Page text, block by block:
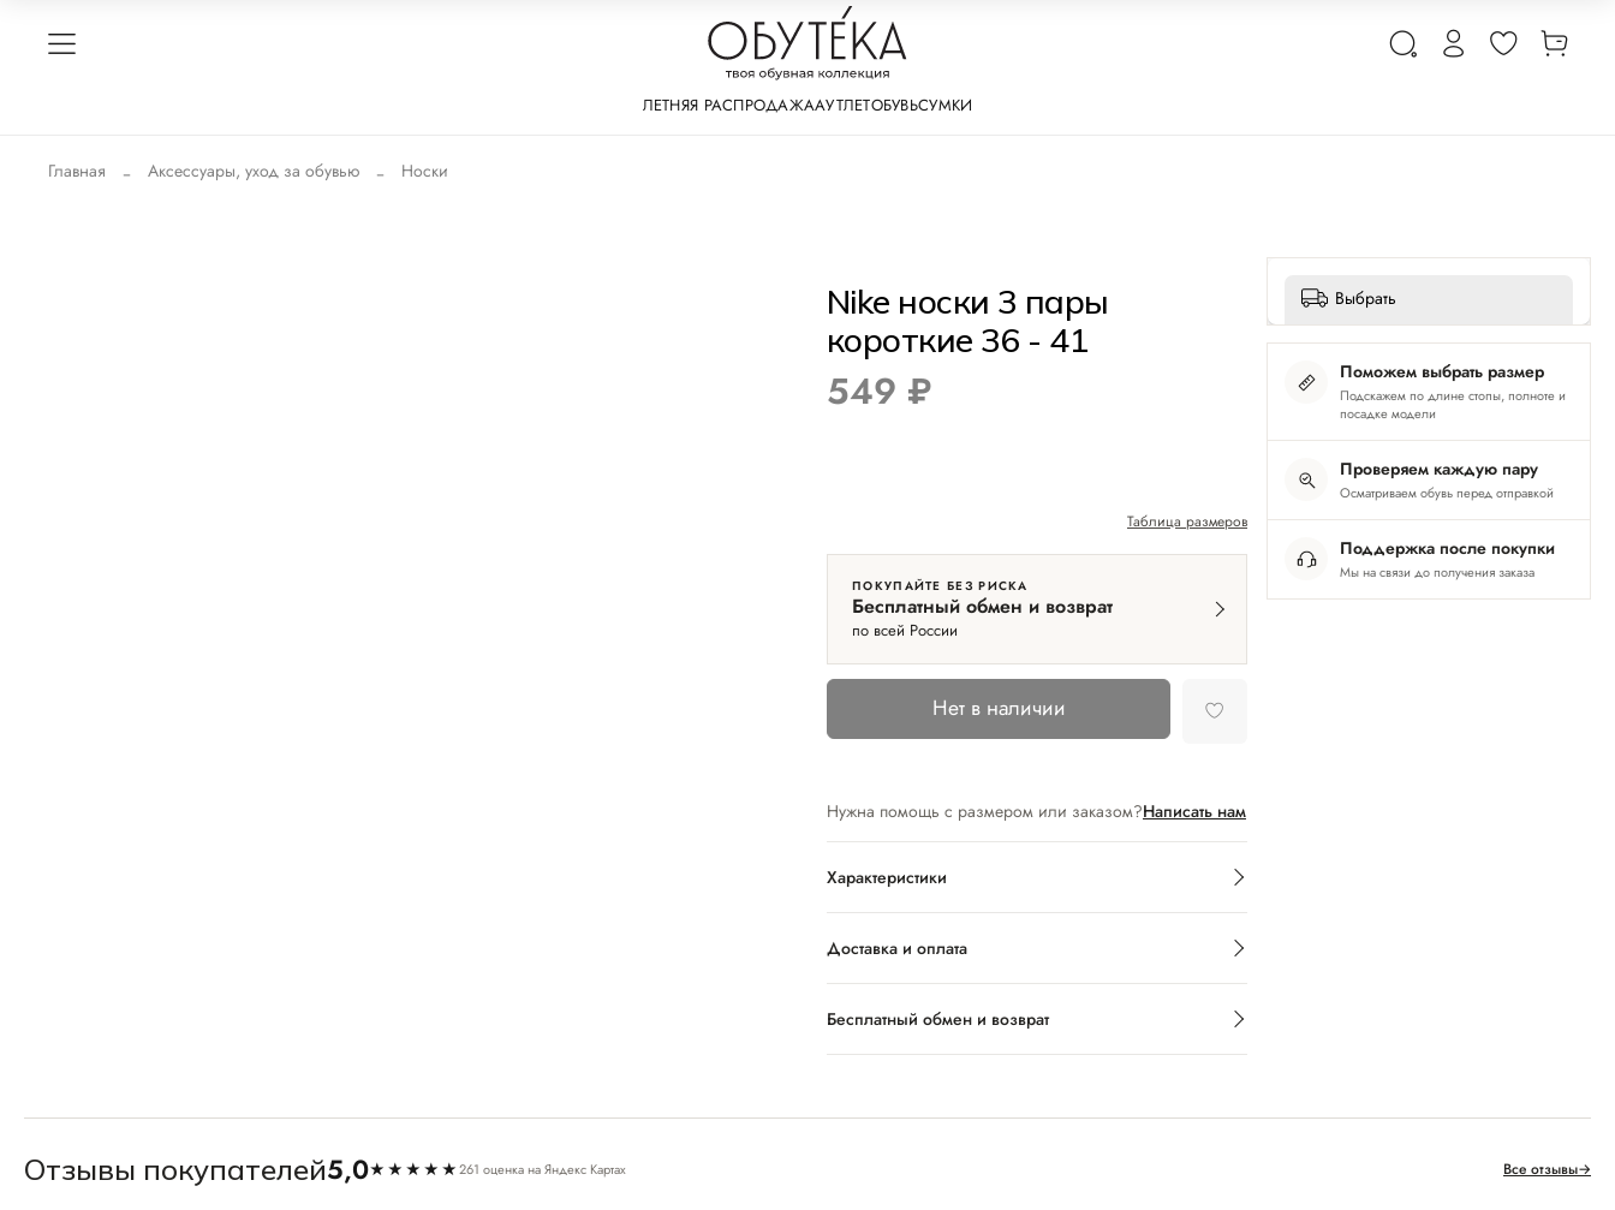
ЛЕТНЯЯ РАСПРОДАЖААУТЛЕТОБУВЬСУМКИ
Главная Аксессуары, уход за обувью Носки
Nike носки 3 пары
короткие 36 - 41
549 ₽
Таблица размеров
ПОКУПАЙТЕ БЕЗ РИСКА
Бесплатный обмен и возврат
по всей России
Нет в наличии
Нужна помощь с размером или заказом?Написать нам
Характеристики
Доставка и оплата
Бесплатный обмен и возврат
Выбрать
Поможем выбрать размер
Подскажем по длине стопы, полноте и
посадке модели
Проверяем каждую пару
Осматриваем обувь перед отправкой
Поддержка после покупки
Мы на связи до получения заказа
Отзывы покупателей5,0★★★★★261 оценка на Яндекс Картах Все отзывы→